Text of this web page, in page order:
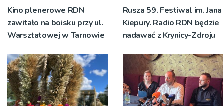
Kino plenerowe RDN
zawitało na boisku przy ul.
Warsztatowej w Tarnowie
Rusza 59. Festiwal im. Jana
Kiepury. Radio RDN będzie
nadawać z Krynicy-Zdroju